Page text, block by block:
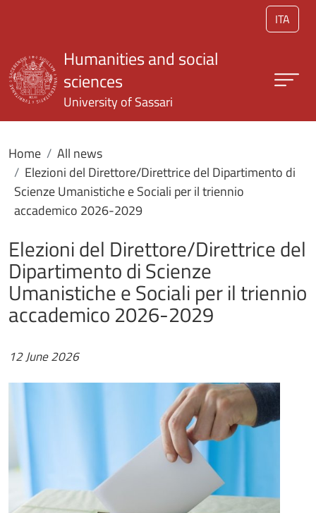
ITA
Humanities and social
sciences
University of Sassari
Home
All news
Elezioni del Direttore/Direttrice del Dipartimento di
Scienze Umanistiche e Sociali per il triennio
accademico 2026-2029
Elezioni del Direttore/Direttrice del
Dipartimento di Scienze
Umanistiche e Sociali per il triennio
accademico 2026-2029
12 June 2026